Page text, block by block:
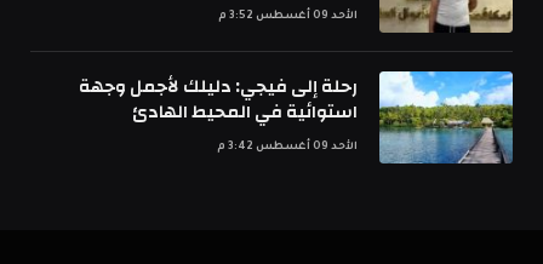
الأحد 09 أغسطس 3:52 م
رحلة إلى فيجي: دليلك لأجمل وجهة
استوائية في المحيط الهادئ
الأحد 09 أغسطس 3:42 م